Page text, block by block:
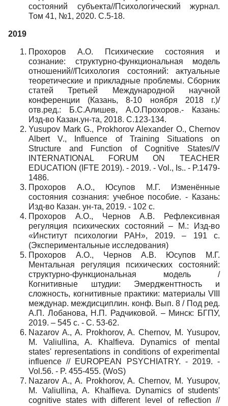
состояний субъекта//Психологический журнал.
Том 41, №1, 2020. С.5-18.
2019
Прохоров А.О. Психические состояния и
сознание: структурно-функциональная модель
отношений//Психология состояний: актуальные
теоретические и прикладные проблемы. Сборник
статей Третьей Международной научной
конференции (Казань, 8-10 ноября 2018 г.)/
отв.ред.: Б.С.Алишев, А.О.Прохоров.- Казань:
Изд-во Казан.ун-та, 2018. С.123-134.
Yusupov Mark G., Prokhorov Alexander O., Chernov
Albert V., Influence of Training Situations on
Structure and Function of Cognitive States//V
INTERNATIONAL FORUM ON TEACHER
EDUCATION (IFTE 2019). - 2019. - Vol., Is.. - P.1479-
1486.
Прохоров А.О., Юсупов М.Г. Изменённые
состояния сознания: учебное пособие. - Казань:
Изд-во Казан. ун-та, 2019. - 102 с.
Прохоров А.О., Чернов А.В. Рефлексивная
регуляция психических состояний – М.: Изд-во
«Институт психологии РАН», 2019. – 191 с.
(Экспериментальные исследования)
Прохоров А.О., Чернов А.В. Юсупов М.Г.
Ментальная регуляция психических состояний:
структурно-функциональная модель /
Когнитивные штудии: Эмердженттность и
сложность, когнитивные практики: материалы VIII
междунар. междисциплин. конф. Вып. 8 / Под ред.
А.П. Лобанова, Н.П. Радчиковой. – Минск: БГПУ,
2019. – 545 с. - С. 53-62.
Nazarov A., A. Prokhorov, A. Chernov, M. Yusupov,
M. Valiullina, A. Khalfieva. Dynamics of mental
states' representations in conditions of experimental
influence // EUROPEAN PSYCHIATRY. - 2019. -
Vol.56. - P. 455-455. (WoS)
Nazarov A., A. Prokhorov, A. Chernov, M. Yusupov,
M. Valiullina, A. Khalfieva. Dynamics of students'
cognitive states with different level of reflection //